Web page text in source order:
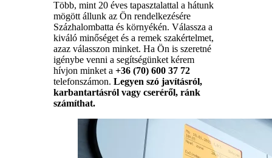
Több, mint 20 éves tapasztalattal a hátunk
mögött állunk az Ön rendelkezésére
Százhalombatta és környékén. Válassza a
kiváló minőséget és a remek szakértelmet,
azaz válasszon minket. Ha Ön is szeretné
igénybe venni a segítségünket kérem
hívjon minket a +36 (70) 600 37 72
telefonszámon. Legyen szó javításról,
karbantartásról vagy cseréről, ránk
számíthat.